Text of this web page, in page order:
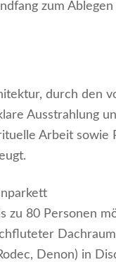
zum
durch den
Ausstrahlung
Arbeit sowie
zu 80 Personen
Dachraum
Denon) in